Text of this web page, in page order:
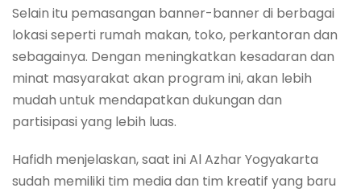
Selain itu pemasangan banner-banner di berbagai
lokasi seperti rumah makan, toko, perkantoran dan
sebagainya. Dengan meningkatkan kesadaran dan
minat masyarakat akan program ini, akan lebih
mudah untuk mendapatkan dukungan dan
partisipasi yang lebih luas.
Hafidh menjelaskan, saat ini Al Azhar Yogyakarta
sudah memiliki tim media dan tim kreatif yang baru